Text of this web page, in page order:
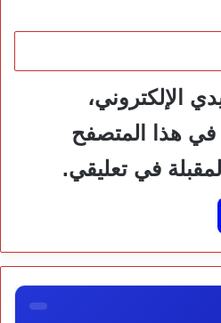
الإلكتروني،
في هذا المتصفح
في تعليقي.